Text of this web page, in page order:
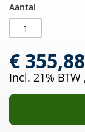
Katalysator
AUDI
TFSI
(8T3)
OP
VOORRAAD
Aantal
€ 355,88
Incl. 21% BTW ,